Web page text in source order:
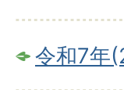
令和7年